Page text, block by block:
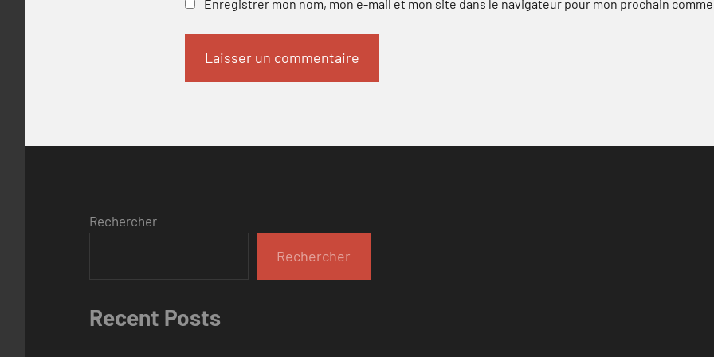
Enregistrer mon nom, mon e-mail et mon site dans le navigateur pour mon prochain
Rechercher
Rechercher
Recent Posts